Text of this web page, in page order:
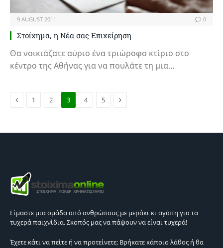
9 AUGUST 2011 0
Στοίχημα, η Νέα σας Επιχείρηση
Θα νοικιάζατε αύριο ένα τριώροφο κτίριο στο
κέντρο της Αθήνας για να πουλάτε τη μια…
Previous
1 2 3 4 5 Next
Είμαστε μια ομάδα από ανθρώπους με μεράκι κι αγάπη για τα
τυχερά παιχνίδια. Σκοπός μας να πάψουν να είναι τυχερά!
Έχετε κάτι να πείτε ή να προτείνετε; Βρήκατε κάποιο λάθος ή θα